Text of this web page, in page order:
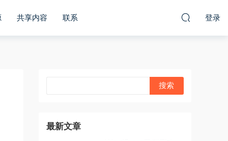
共享内容 联系 登录
最新文章